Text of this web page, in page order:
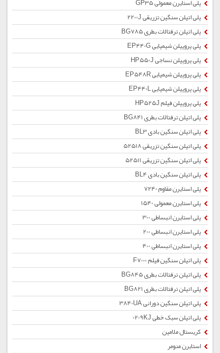
پلی استایرن معمولی GP35
پلی اتیلن سنگین تزریقی 2200J
پلی اتیلن ترفتالات بطری BG785
پلی پروپیلن شیمیایی EP440G
پلی پروپیلن نساجی HP550J
پلی پروپیلن شیمیایی EP548R
پلی پروپیلن شیمیایی EP440L
پلی پروپیلن فیلم HP525J
پلی اتیلن ترفتالات بطری BG841
پلی اتیلن سنگین بادی BL3
پلی اتیلن سنگین تزریقی 52518
پلی اتیلن سنگین تزریقی 52511
پلی اتیلن سنگین بادی BL4
پلی استایرن مقاوم 7240
پلی استایرن معمولی 1540
پلی استایرن انبساطی 300
پلی استایرن انبساطی 200
پلی استایرن انبساطی 400
پلی اتیلن سنگین فیلم F7000
پلی اتیلن ترفتالات بطری BG845
پلی اتیلن ترفتالات بطری BG821
پلی اتیلن سنگین دورانی 3840UA
پلی اتیلن سبک خطی 0209KJ
کریستال ملامین
استایرن منومر